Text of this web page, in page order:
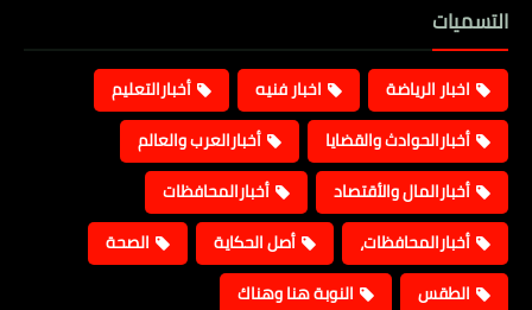
التسميات
اخبار الرياضة اخبار فنيه
أخبارالتعليم
أخبارالحوادث والقضايا
أخبارالعرب والعالم
أخبارالمال والأقتصاد
أخبارالمحافظات
أخبارالمحافظات،
أصل الحكاية
الصحة
الطقس
النوبة هنا وهناك